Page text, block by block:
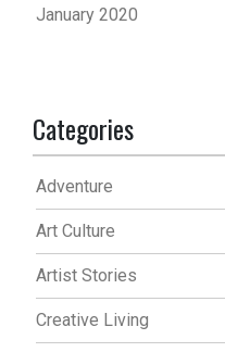
January 2020
Categories
Adventure
Art Culture
Artist Stories
Creative Living